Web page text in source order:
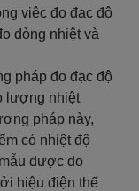
việc đo đạc độ
dòng nhiệt và
pháp đo đạc độ
lượng nhiệt
pháp này,
có nhiệt độ
được đo
hiệu điện thế